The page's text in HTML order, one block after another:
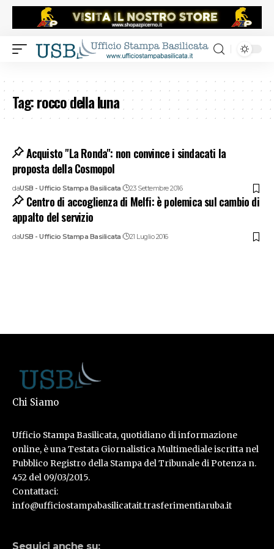
Tag:rocco della luna
Acquisto "La Ronda": non convince i sindacati la
proposta della Cosmopol
daUSB - Ufficio Stampa Basilicata 23 Settembre 2016
Centro di accoglienza di Melfi: è polemica sul cambio di
appalto del servizio
daUSB - Ufficio Stampa Basilicata 21 Luglio 2016
Chi Siamo
Ufficio Stampa Basilicata, quotidiano di informazione
online, è una Testata Giornalistica Multimediale iscritta nel
Pubblico Registro della Stampa del Tribunale di Potenza n.
452 del 09/03/2015.
Contattaci:
info@ufficiostampabasilicatait.trasferimentiaruba.it
Seguici anche su: